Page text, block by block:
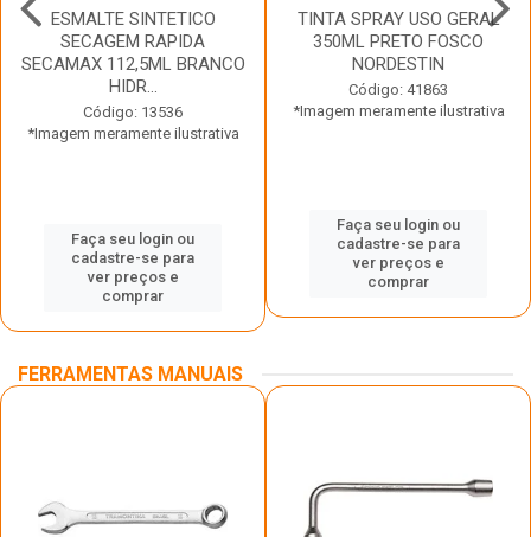
ESMALTE SINTETICO
SECAGEM RAPIDA
SECAMAX 112,5ML BRANCO
HIDR...
Código: 13536
*Imagem meramente ilustrativa
Faça seu login ou
cadastre-se para
ver preços e
comprar
TINTA SPRAY USO GERAL
350ML PRETO FOSCO
NORDESTIN
Código: 41863
*Imagem meramente ilustrativa
Faça seu login ou
cadastre-se para
ver preços e
comprar
FERRAMENTAS MANUAIS